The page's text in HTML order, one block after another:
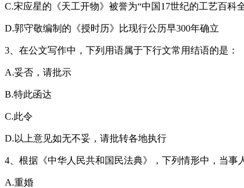
C.宋应星的《天工开物》被誉为“中国17世纪的工艺百科
D.郭守敬编制的《授时历》比现行公历早300年确立
3、在公文写作中，下列用语属于下行文常用结语的是：
A.妥否，请批示
B.特此函达
C.此令
D.以上意见如无不妥，请批转各地执行
4、根据《中华人民共和国民法典》，下列情形中，当事
A.重婚